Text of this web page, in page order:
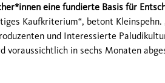
eine fundierte Basis für
Kaufkriterium“, betont Kleinspehn.
und Interessierte
voraussichtlich in sechs Monaten